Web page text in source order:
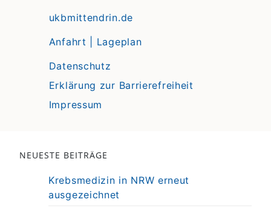
ukbmittendrin.de
Anfahrt | Lageplan
Datenschutz
Erklärung zur Barrierefreiheit
Impressum
NEUESTE BEITRÄGE
Krebsmedizin in NRW erneut
ausgezeichnet